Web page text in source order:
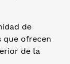
de
que ofrecen
de la